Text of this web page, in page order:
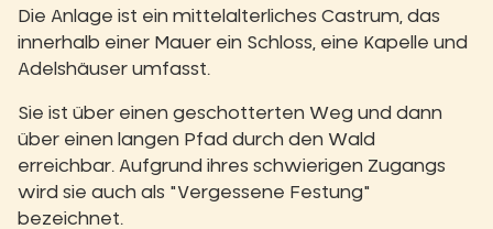
Die Anlage ist ein mittelalterliches Castrum, das
innerhalb einer Mauer ein Schloss, eine Kapelle und
Adelshäuser umfasst.
Sie ist über einen geschotterten Weg und dann
über einen langen Pfad durch den Wald
erreichbar. Aufgrund ihres schwierigen Zugangs
wird sie auch als "Vergessene Festung"
bezeichnet.